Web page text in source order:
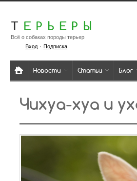
Т ЕРЬЕРЫ
Всё о собаках породы терьер
Вход· Подписка
Новости Статьи Блог
Чихуа-хуа и